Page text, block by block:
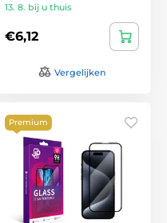
13. 8. bij u thuis
€6,12
Vergelijken
Premium